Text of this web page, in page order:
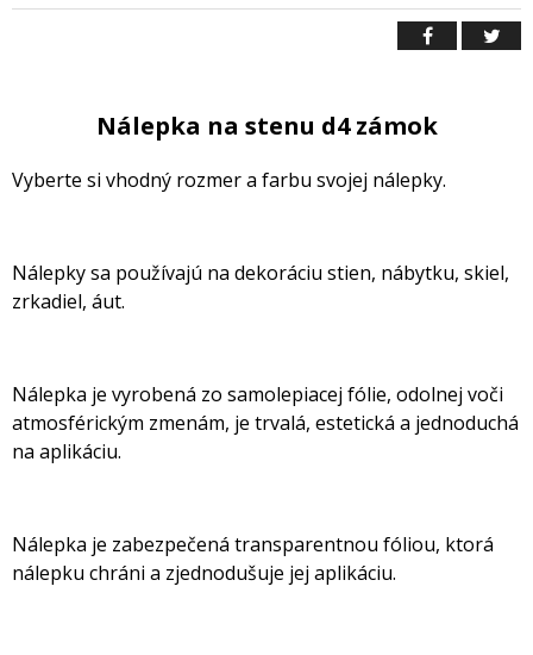
Nálepka na stenu d4 zámok
Vyberte si vhodný rozmer a farbu svojej nálepky.
Nálepky sa používajú na dekoráciu stien, nábytku, skiel,
zrkadiel, áut.
Nálepka je vyrobená zo samolepiacej fólie, odolnej voči
atmosférickým zmenám, je trvalá, estetická a jednoduchá
na aplikáciu.
Nálepka je zabezpečená transparentnou fóliou, ktorá
nálepku chráni a zjednodušuje jej aplikáciu.